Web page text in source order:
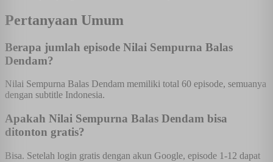
Pertanyaan Umum
Berapa jumlah episode Nilai Sempurna Balas
Dendam?
Nilai Sempurna Balas Dendam memiliki total 60 episode, semuanya
dengan subtitle Indonesia.
Apakah Nilai Sempurna Balas Dendam bisa
ditonton gratis?
Bisa. Setelah login gratis dengan akun Google, episode 1-12 dapat